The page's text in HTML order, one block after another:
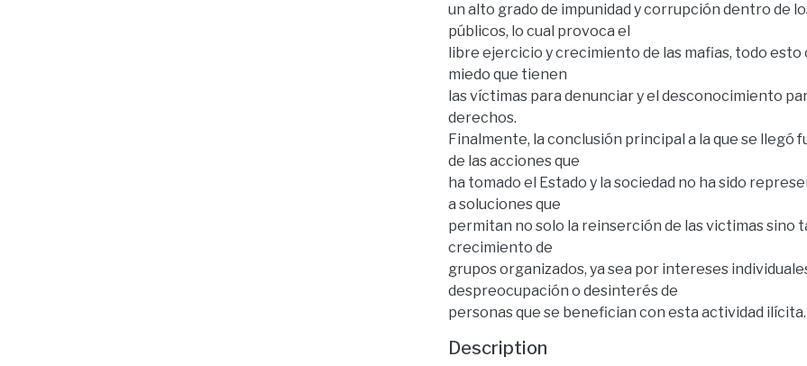
un alto grado de impunidad y corrupción dentro de
públicos, lo cual provoca el
libre ejercicio y crecimiento de las mafias, todo esto
miedo que tienen
las víctimas para denunciar y el desconocimiento
derechos.
Finalmente, la conclusión principal a la que se llegó
de las acciones que
ha tomado el Estado y la sociedad no ha sido
a soluciones que
permitan no solo la reinserción de las victimas sino
crecimiento de
grupos organizados, ya sea por intereses
despreocupación o desinterés de
personas que se benefician con esta actividad ilícita.
Description